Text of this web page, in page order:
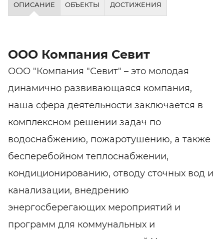
ОПИСАНИЕ ОБЪЕКТЫ ДОСТИЖЕНИЯ
ООО Компания Севит
ООО ″Компания ″Севит″ – это молодая
динамично развивающаяся компания,
наша сфера деятельности заключается в
комплексном решении задач по
водоснабжению, пожаротушению, а также
бесперебойном теплоснабжении,
кондиционированию, отводу сточных вод и
канализации, внедрению
энергосберегающих мероприятий и
программ для коммунальных и